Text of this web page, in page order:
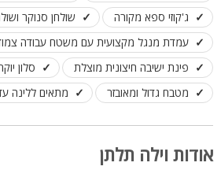
ג'קוזי ספא מקורה
שולחן סנוקר
עמדת מנגל מקצועית עם משטח עבודה
פינת ישיבה חיצונית מוצלת
סלון
מטבח גדול ומאובזר
מתאים ללינה עד 30
אודות וילה תלתן